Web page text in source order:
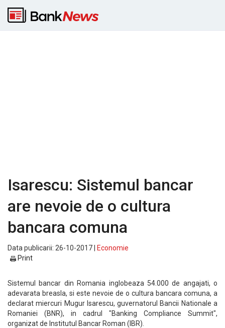
Isarescu: Sistemul bancar
are nevoie de o cultura
bancara comuna
Data publicarii: 26-10-2017 |
Economie
Print
Sistemul bancar din Romania inglobeaza 54.000 de angajati, o
adevarata breasla, si este nevoie de o cultura bancara comuna, a
declarat miercuri Mugur Isarescu, guvernatorul Bancii Nationale a
Romaniei (BNR), in cadrul "Banking Compliance Summit",
organizat de Institutul Bancar Roman (IBR).